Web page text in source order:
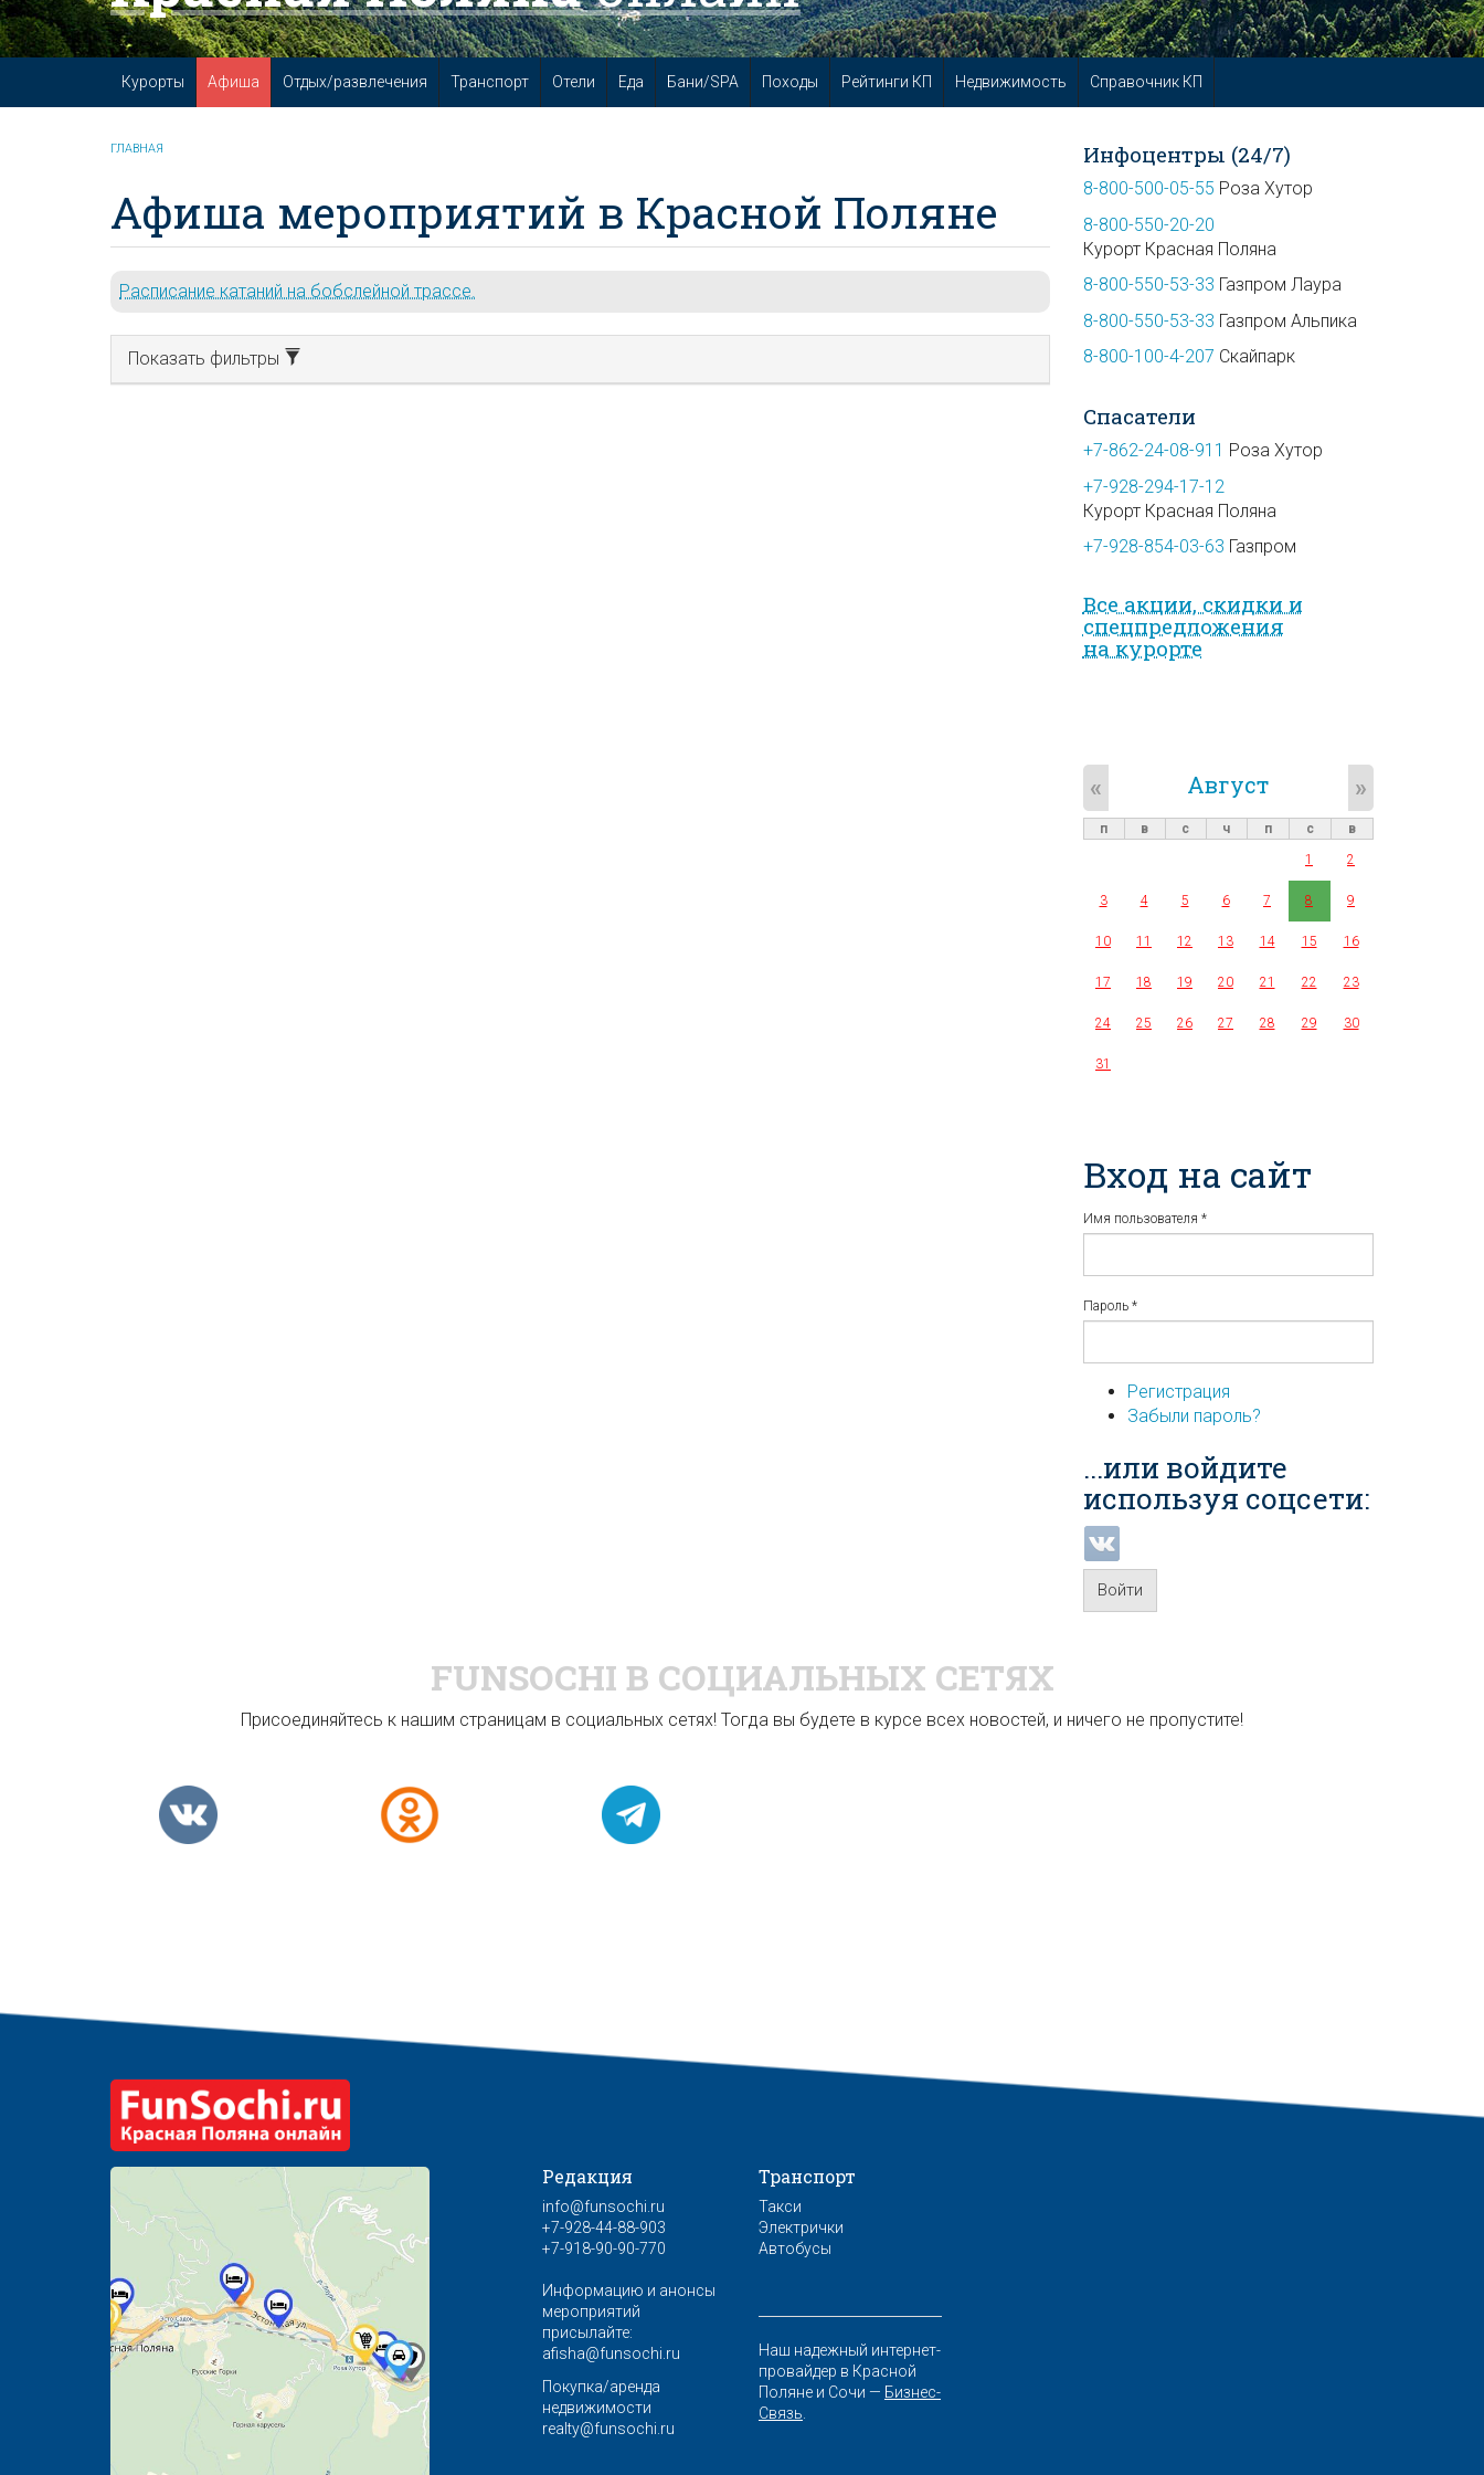
Курорты Афиша Отдых/развлечения Транспорт Отели Еда Бани/SPA Походы Рейтинги КП Недвижимость Справочник КП
ГЛАВНАЯ
Афиша мероприятий в Красной Поляне
Расписание катаний на бобслейной трассе.
Показать фильтры
Инфоцентры (24/7)
8-800-500-05-55 Роза Хутор
8-800-550-20-20
Курорт Красная Поляна
8-800-550-53-33 Газпром Лаура
8-800-550-53-33 Газпром Альпика
8-800-100-4-207 Скайпарк
Спасатели
+7-862-24-08-911 Роза Хутор
+7-928-294-17-12
Курорт Красная Поляна
+7-928-854-03-63 Газпром
Все акции, скидки и
спец­предложе­ния
на курорте
Август
« »
п в с ч п с
в
1
2
3 4 5 6 7 8 9
10 11 12 13 14 15 16
17 18 19 20 21 22 23
24 25 26 27 28 29 30
31
Вход на сайт
Имя пользователя *
Пароль *
Регистрация
Забыли пароль?
...или войдите
используя соцсети:
Войти
FUNSOCHI В СОЦИАЛЬНЫХ СЕТЯХ
Присоединяйтесь к нашим страницам в социальных сетях! Тогда вы будете в курсе всех новостей, и ничего не пропустите!
Редакция
info@funsochi.ru
+7-928-44-88-903
+7-918-90-90-770
Информацию и анонсы
мероприятий
присылайте:
afisha@funsochi.ru
Покупка/аренда
недвижимости
realty@funsochi.ru
Транспорт
Такси
Электрички
Автобусы
Наш надежный интернет-
провайдер в Красной
Поляне и Сочи — Бизнес-
Связь